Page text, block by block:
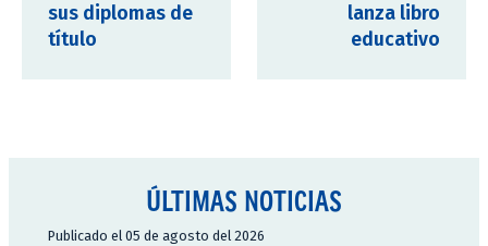
sus diplomas de
título
lanza libro
educativo
ÚLTIMAS NOTICIAS
Publicado el 05 de agosto del 2026